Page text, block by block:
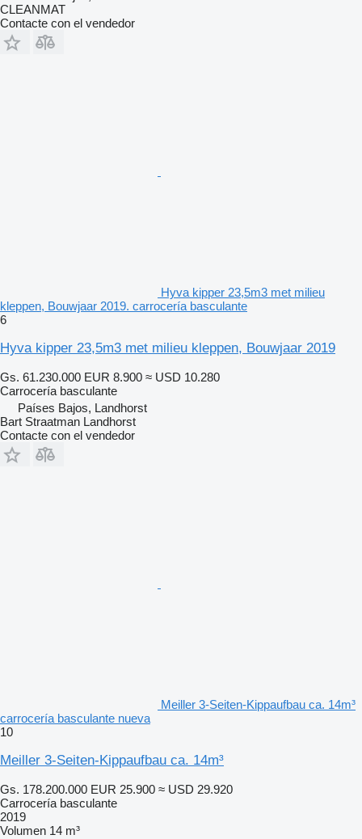
CLEANMAT
Contacte con el vendedor
Hyva kipper 23,5m3 met milieu
kleppen, Bouwjaar 2019. carrocería basculante
6
Hyva kipper 23,5m3 met milieu kleppen, Bouwjaar 2019
Gs. 61.230.000 EUR 8.900 ≈ USD 10.280
Carrocería basculante
Países Bajos, Landhorst
Bart Straatman Landhorst
Contacte con el vendedor
Meiller 3-Seiten-Kippaufbau ca. 14m³
carrocería basculante nueva
10
Meiller 3-Seiten-Kippaufbau ca. 14m³
Gs. 178.200.000 EUR 25.900 ≈ USD 29.920
Carrocería basculante
2019
Volumen 14 m³